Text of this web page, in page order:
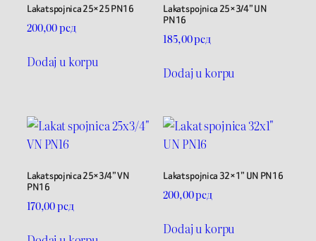
Lakat spojnica 25×25 PN16
200,00рсд
Dodaj u korpu
Lakat spojnica 25×3/4” UN
PN16
185,00рсд
Dodaj u korpu
Lakat spojnica 25×3/4” VN
PN16
170,00рсд
Lakat spojnica 32×1” UN PN16
200,00рсд
Dodaj u korpu